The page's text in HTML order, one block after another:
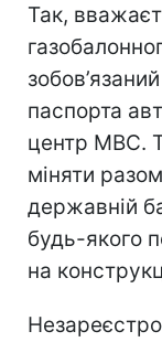
Так,
паспорта
центр МВС.
міняти
державній
будь-якого
на